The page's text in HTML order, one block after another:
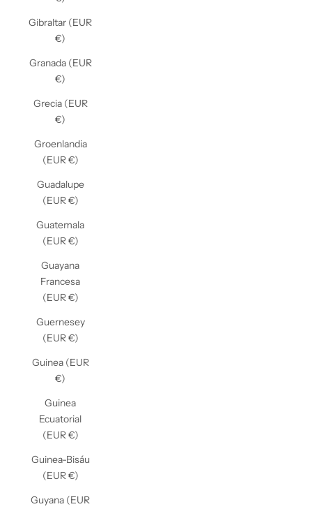
Gibraltar (EUR
€)
Granada (EUR
€)
Grecia (EUR
€)
Groenlandia
(EUR €)
Guadalupe
(EUR €)
Guatemala
(EUR €)
Guayana
Francesa
(EUR €)
Guernesey
(EUR €)
Guinea (EUR
€)
Guinea
Ecuatorial
(EUR €)
Guinea-Bisáu
(EUR €)
Guyana (EUR